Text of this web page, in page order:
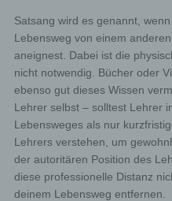
Satsang wird es genannt,
Lebensweg von einem
aneignest. Dabei ist die
nicht notwendig. Bücher oder
ebenso gut dieses Wissen
Lehrer selbst – solltest Lehrer
Lebensweges als nur
Lehrers verstehen, um
der autoritären Position des
diese professionelle Distanz
deinem Lebensweg entfernen.